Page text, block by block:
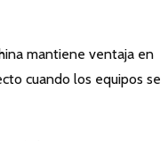
mantiene ventaja en
cuando los equipos se